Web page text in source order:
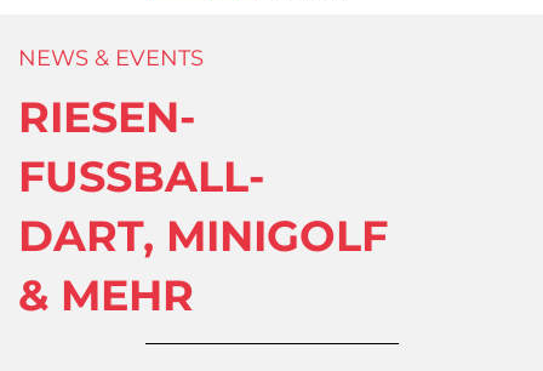
NEWS & EVENTS
RIESEN-
FUSSBALL-
DART, MINIGOLF
& MEHR